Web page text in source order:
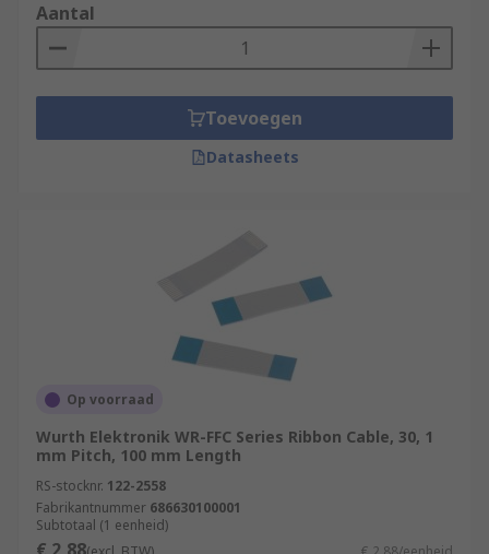
Aantal
Toevoegen
Datasheets
Op voorraad
Wurth Elektronik WR-FFC Series Ribbon Cable, 30, 1
mm Pitch, 100 mm Length
RS-stocknr. 122-2558
Fabrikantnummer 686630100001
Subtotaal (1 eenheid)